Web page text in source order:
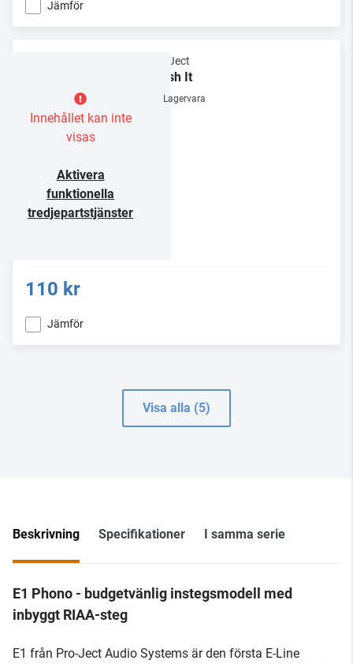
Jämför
Innehållet kan inte
visas
Aktivera
funktionella
tredjepartstjänster
Pro-Ject
Brush It
Lagervara
110 kr
Jämför
Visa alla (5)
Beskrivning Specifikationer I samma serie
E1 Phono - budgetvänlig instegsmodell med
inbyggt RIAA-steg
E1 från Pro-Ject Audio Systems är den första E-Line